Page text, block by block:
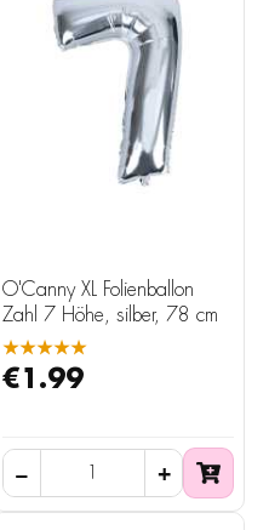
O'Canny XL Folienballon
Zahl 7 Höhe, silber, 78 cm
★★★★★
€1.99